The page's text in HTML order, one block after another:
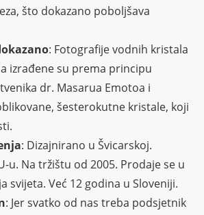
što dokazano poboljšava
: Fotografije vodnih kristala
izrađene su prema principu
dr. Masarua Emotoa i
šesterokutne kristale, koji
: Dizajnirano u Švicarskoj.
u. Na tržištu od 2005. Prodaje se u
svijeta. Već 12 godina u Sloveniji.
: Jer svatko od nas treba podsjetnik